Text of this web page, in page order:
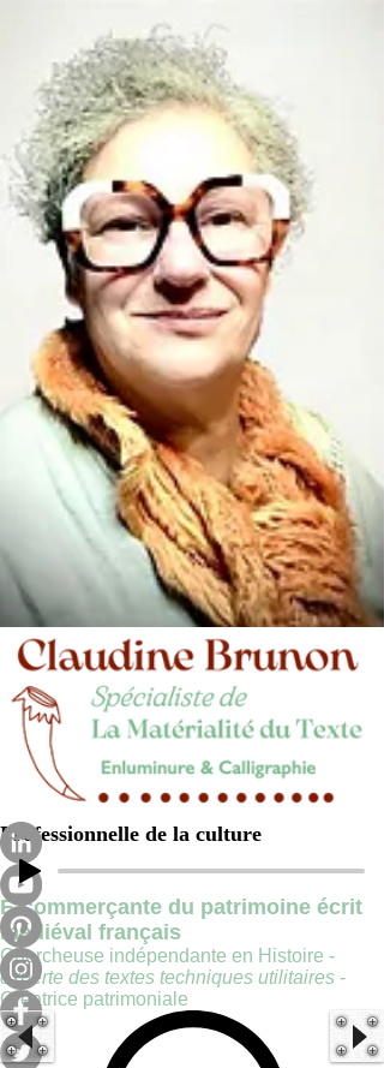
Professionnelle de la culture
E-commerçante du patrimoine écrit
médiéval français
Chercheuse indépendante en Histoire -
experte des textes techniques utilitaires -
Créatrice patrimoniale